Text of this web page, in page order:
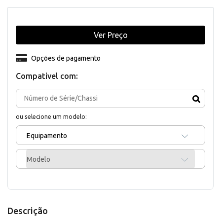
Compativel com:
ou selecione um modelo:
Equipamento
Modelo
Opções de pagamento
Ver Preço
Descrição